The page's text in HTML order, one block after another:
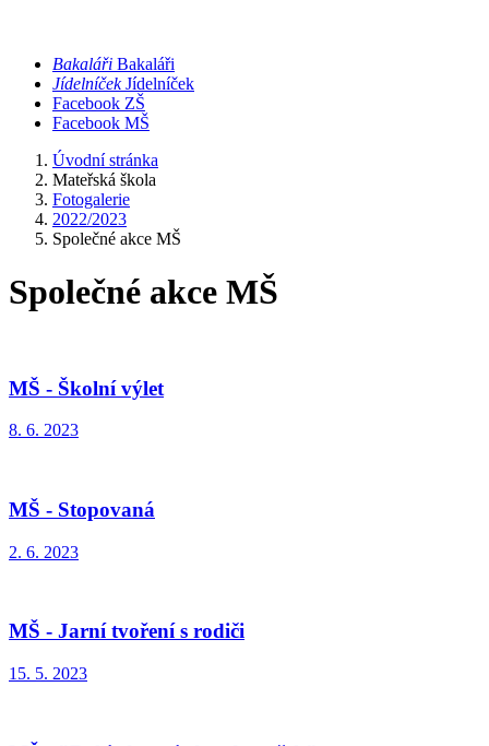
Bakaláři Bakaláři
Jídelníček Jídelníček
Facebook ZŠ
Facebook MŠ
Úvodní stránka
Mateřská škola
Fotogalerie
2022/2023
Společné akce MŠ
Společné akce MŠ
MŠ - Školní výlet
8. 6. 2023
MŠ - Stopovaná
2. 6. 2023
MŠ - Jarní tvoření s rodiči
15. 5. 2023